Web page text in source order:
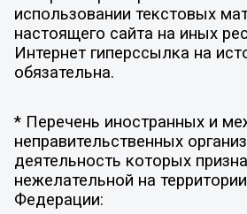
использовании текстовых
настоящего сайта на иных
Интернет гиперссылка на
обязательна.
* Перечень иностранных и
неправительственных
деятельность которых
нежелательной на
Федерации: